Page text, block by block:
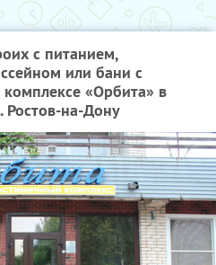
с питанием,
или бани с
«Орбита» в
. Ростов-на-Дону